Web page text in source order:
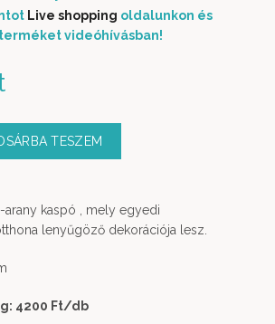
Live shopping oldalunkon és
videóhívásban!
TESZEM
arany kaspó , mely egyedi
lenyűgöző dekorációja lesz.
4200 Ft/db